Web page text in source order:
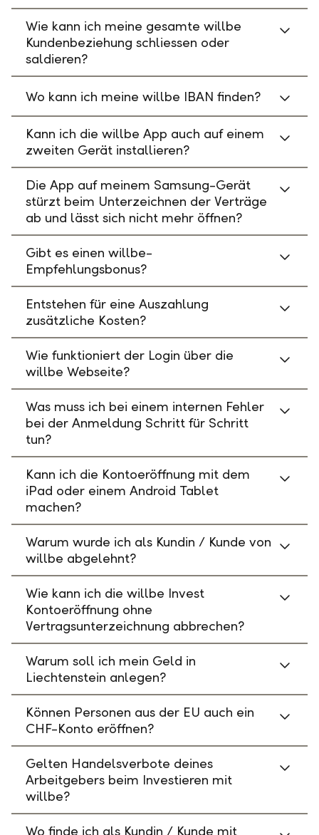
Wie kann ich meine gesamte willbe
Kundenbeziehung schliessen oder
saldieren?
Wo kann ich meine willbe IBAN finden?
Kann ich die willbe App auch auf einem
zweiten Gerät installieren?
Die App auf meinem Samsung-Gerät
stürzt beim Unterzeichnen der Verträge
ab und lässt sich nicht mehr öffnen?
Gibt es einen willbe-
Empfehlungsbonus?
Entstehen für eine Auszahlung
zusätzliche Kosten?
Wie funktioniert der Login über die
willbe Webseite?
Was muss ich bei einem internen Fehler
bei der Anmeldung Schritt für Schritt
tun?
Kann ich die Kontoeröffnung mit dem
iPad oder einem Android Tablet
machen?
Warum wurde ich als Kundin / Kunde von
willbe abgelehnt?
Wie kann ich die willbe Invest
Kontoeröffnung ohne
Vertragsunterzeichnung abbrechen?
Warum soll ich mein Geld in
Liechtenstein anlegen?
Können Personen aus der EU auch ein
CHF-Konto eröffnen?
Gelten Handelsverbote deines
Arbeitgebers beim Investieren mit
willbe?
Wo finde ich als Kundin / Kunde mit